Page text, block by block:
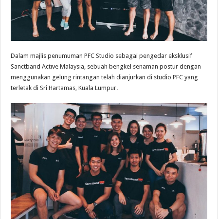
Dalam majlis penumuman PFC Studio sebagai pengedar eksklusif
Sanctband Active Malaysia, sebuah bengkel senaman postur dengan
menggunakan gelung rintangan telah dianjurkan di studio PFC yang
terletak di Sri Hartamas, Kuala Lumpur.